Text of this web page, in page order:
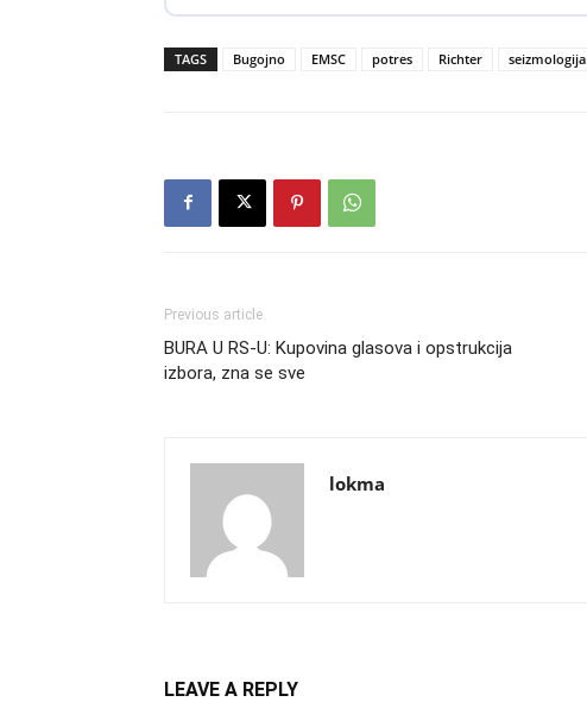
TAGS Bugojno EMSC potres Richter seizmologija
Previous article
BURA U RS-U: Kupovina glasova i opstrukcija
izbora, zna se sve
lokma
LEAVE A REPLY